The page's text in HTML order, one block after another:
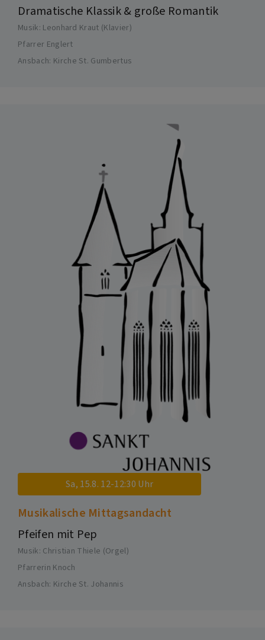
Dramatische Klassik & große Romantik
Musik: Leonhard Kraut (Klavier)
Pfarrer Englert
Ansbach Kirche St. Gumbertus
Sa, 15.8. 12-12:30 Uhr
Musikalische Mittagsandacht
Pfeifen mit Pep
Musik: Christian Thiele (Orgel)
Pfarrerin Knoch
Ansbach Kirche St. Johannis